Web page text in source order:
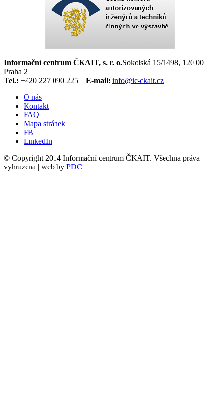
Informační centrum ČKAIT, s. r. o.Sokolská 15/1498, 120 00
Praha 2
Tel.: +420 227 090 225 E-mail: info@ic-ckait.cz
O nás
Kontakt
FAQ
Mapa stránek
FB
LinkedIn
© Copyright 2014 Informační centrum ČKAIT. Všechna práva
vyhrazena | web by PDC